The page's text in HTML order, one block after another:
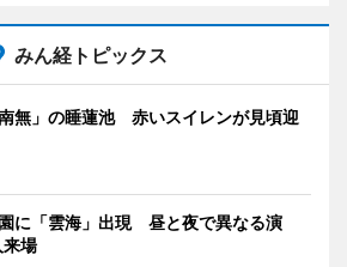
みん経トピックス
無」の睡蓮池 赤いスイレンが見頃迎
に「雲海」出現 昼と夜で異なる演
場